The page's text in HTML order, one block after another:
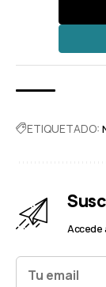
ETIQUETADO:
Accede